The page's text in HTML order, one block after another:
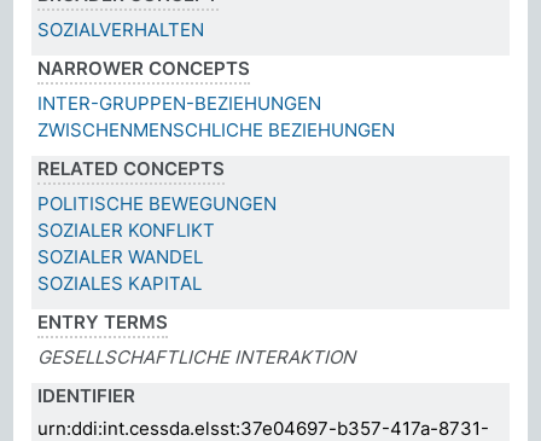
SOZIALVERHALTEN
NARROWER CONCEPTS
INTER-GRUPPEN-BEZIEHUNGEN
ZWISCHENMENSCHLICHE BEZIEHUNGEN
RELATED CONCEPTS
POLITISCHE BEWEGUNGEN
SOZIALER KONFLIKT
SOZIALER WANDEL
SOZIALES KAPITAL
ENTRY TERMS
GESELLSCHAFTLICHE INTERAKTION
IDENTIFIER
urn:ddi:int.cessda.elsst:37e04697-b357-417a-8731-